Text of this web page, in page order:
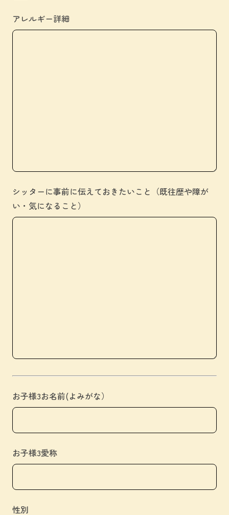
アレルギー詳細
シッターに事前に伝えておきたいこと（既往歴や障が
い・気になること）
お子様3お名前(よみがな）
お子様3愛称
性別